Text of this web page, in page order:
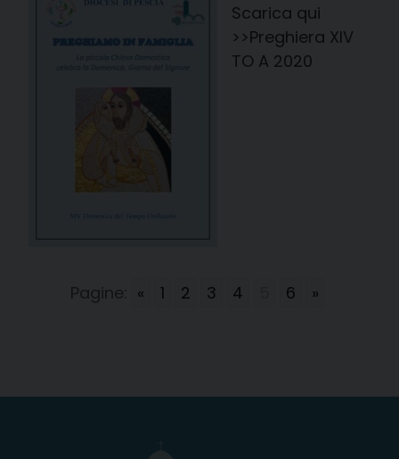
Scarica qui
>>Preghiera XIV
TO A 2020
Pagine: « 1 2 3 4 6 »